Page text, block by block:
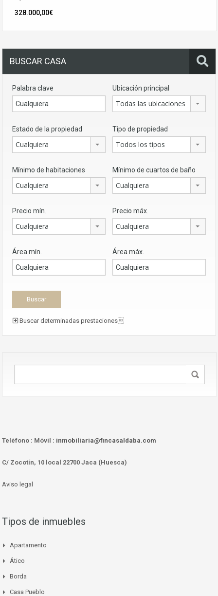
328.000,00€
BUSCAR CASA
Palabra clave Ubicación principal
Todas las ubicaciones
Estado de la propiedad
Cualquiera
Tipo de propiedad
Todos los tipos
Mínimo de habitaciones
Cualquiera
Mínimo de cuartos de baño
Cualquiera
Precio mín.
Cualquiera
Precio máx.
Cualquiera
Área mín. Área máx.
Buscar determinadas prestaciones
Teléfono : Móvil : inmobiliaria@fincasaldaba.com
C/ Zocotín, 10 local 22700 Jaca (Huesca)
Aviso legal
Tipos de inmuebles
Apartamento
Ático
Borda
Casa Pueblo